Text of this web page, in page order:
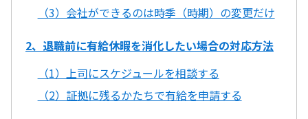
（3）会社ができるのは時季（時期）の変更だけ
2、退職前に有給休暇を消化したい場合の対応方法
（1）上司にスケジュールを相談する
（2）証拠に残るかたちで有給を申請する